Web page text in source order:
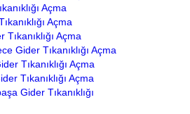
Açma
Açma
Tıkanıklığı Açma
Gider Tıkanıklığı Açma
Tıkanıklığı Açma
Tıkanıklığı Açma
Gider Tıkanıklığı